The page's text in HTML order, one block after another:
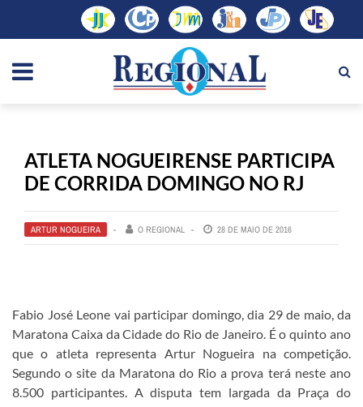
ATLETA NOGUEIRENSE PARTICIPA
DE CORRIDA DOMINGO NO RJ
ARTUR NOGUEIRA O REGIONAL 28 DE MAIO DE 2016
Fabio José Leone vai participar domingo, dia 29 de maio, da
Maratona Caixa da Cidade do Rio de Janeiro. É o quinto ano
que o atleta representa Artur Nogueira na competição.
Segundo o site da Maratona do Rio a prova terá neste ano
8.500 participantes. A disputa tem largada da Praça do